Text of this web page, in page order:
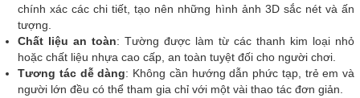
chính xác các chi tiết, tạo nên những hình ảnh 3D sắc nét và ấn
tượng.
Chất liệu an toàn: Tường được làm từ các thanh kim loại nhỏ
hoặc chất liệu nhựa cao cấp, an toàn tuyệt đối cho người chơi.
Tương tác dễ dàng: Không cần hướng dẫn phức tạp, trẻ em và
người lớn đều có thể tham gia chỉ với một vài thao tác đơn giản.